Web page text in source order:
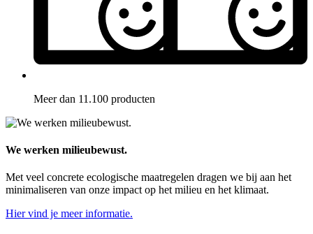
Meer dan 11.100 producten
We werken milieubewust.
Met veel concrete ecologische maatregelen dragen we bij aan het
minimaliseren van onze impact op het milieu en het klimaat.
Hier vind je meer informatie.